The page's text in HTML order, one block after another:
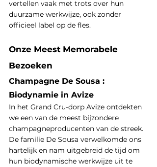
vertellen vaak met trots over hun
duurzame werkwijze, ook zonder
officieel label op de fles.
Onze Meest Memorabele
Bezoeken
Champagne De Sousa :
Biodynamie in Avize
In het Grand Cru-dorp Avize ontdekten
we een van de meest bijzondere
champagneproducenten van de streek.
De familie De Sousa verwelkomde ons
hartelijk en nam uitgebreid de tijd om
hun biodynamische werkwijze uit te